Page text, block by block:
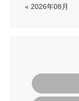
« 2026年08月